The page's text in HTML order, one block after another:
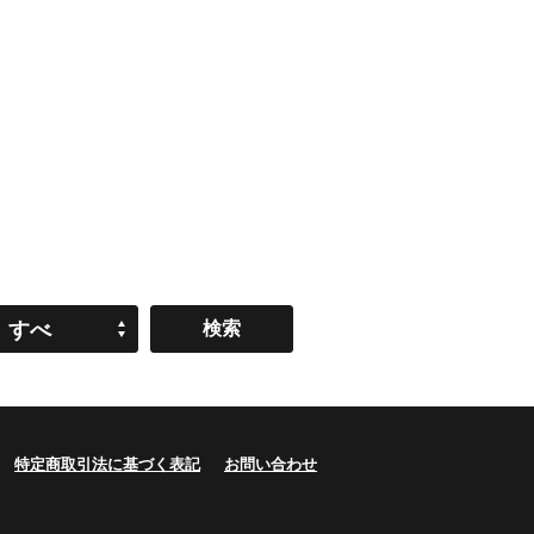
すべ
特定商取引法に基づく表記 お問い合わせ